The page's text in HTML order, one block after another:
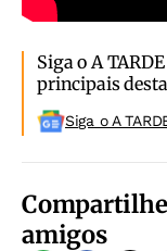
Siga o A
principais
Siga o A
amigos